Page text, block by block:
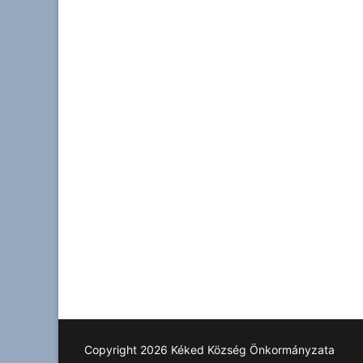
Copyright 2026 Kéked Község Önkormányzata